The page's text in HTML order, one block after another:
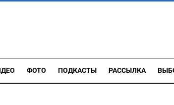
ФОТО ПОДКАСТЫ РАССЫЛКА